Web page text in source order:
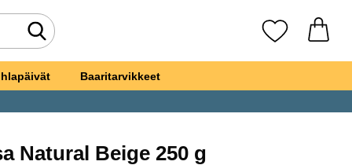
Tee haku Suosikkini
Baaritarvikkeet
Natural Beige 250 g